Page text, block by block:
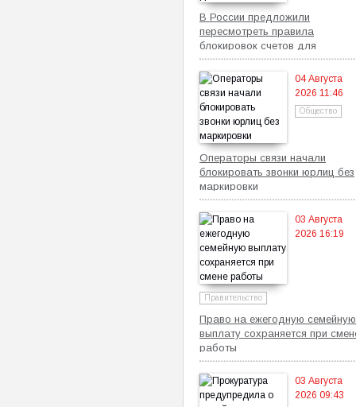
В России предложили
пересмотреть правила
блокировок счетов для
самозанятых
04 Августа
2026 11:46
Общество
Операторы связи начали
блокировать звонки юрлиц без
маркировки
03 Августа
2026 16:19
Правительство
Право на ежегодную семейную
выплату сохраняется при
работы
03 Августа
2026 09:43